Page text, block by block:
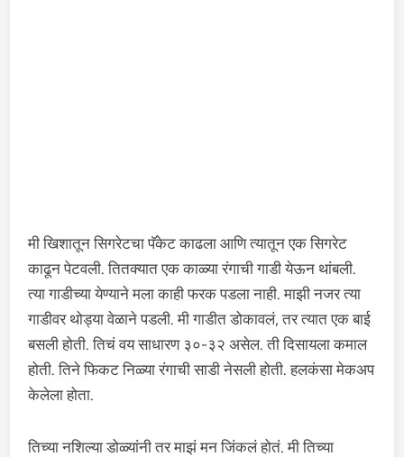
मी खिशातून सिगरेटचा पॅकेट काढला आणि त्यातून एक सिगरेट
काढून पेटवली. तितक्यात एक काळ्या रंगाची गाडी येऊन थांबली.
त्या गाडीच्या येण्याने मला काही फरक पडला नाही. माझी नजर त्या
गाडीवर थोड्या वेळाने पडली. मी गाडीत डोकावलं, तर त्यात एक बाई
बसली होती. तिचं वय साधारण ३०-३२ असेल. ती दिसायला कमाल
होती. तिने फिकट निळ्या रंगाची साडी नेसली होती. हलकंसा मेकअप
केलेला होता.
तिच्या नशिल्या डोळ्यांनी तर माझं मन जिंकलं होतं. मी तिच्या